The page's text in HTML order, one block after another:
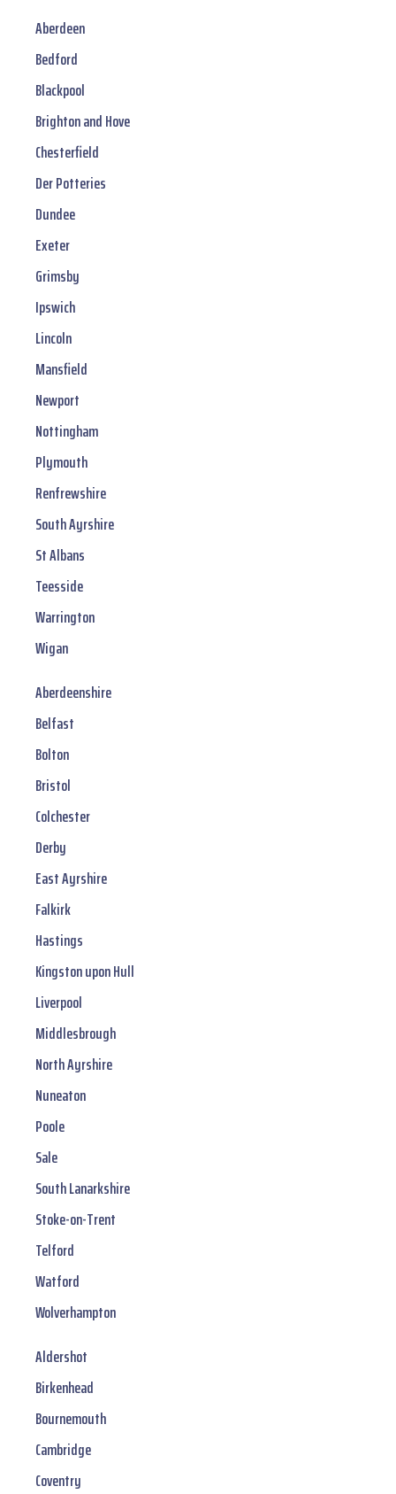
Aberdeen
Bedford
Blackpool
Brighton and Hove
Chesterfield
Der Potteries
Dundee
Exeter
Grimsby
Ipswich
Lincoln
Mansfield
Newport
Nottingham
Plymouth
Renfrewshire
South Ayrshire
St Albans
Teesside
Warrington
Wigan
Aberdeenshire
Belfast
Bolton
Bristol
Colchester
Derby
East Ayrshire
Falkirk
Hastings
Kingston upon Hull
Liverpool
Middlesbrough
North Ayrshire
Nuneaton
Poole
Sale
South Lanarkshire
Stoke-on-Trent
Telford
Watford
Wolverhampton
Aldershot
Birkenhead
Bournemouth
Cambridge
Coventry